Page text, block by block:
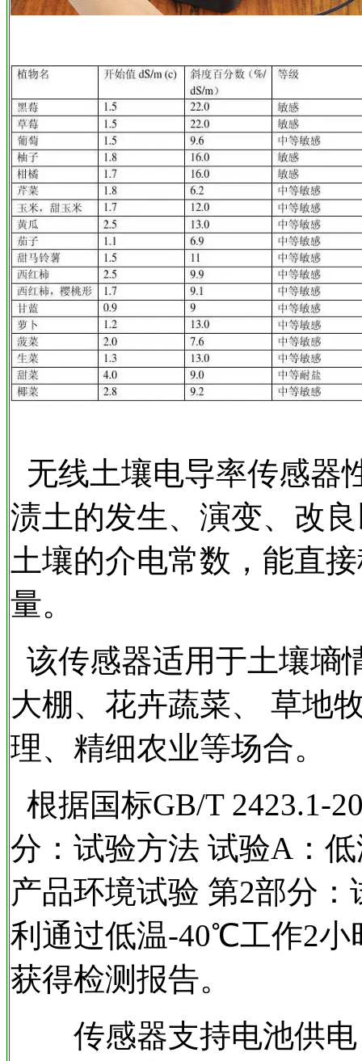
无线土壤电导率传感器
渍土的发生、演变、改
土壤的介电常数，能直
量。
该传感器适用于土壤墒
大棚、花卉蔬菜、 草地
理、精细农业等场合。
根据国标GB/T 2423.1-
分：试验方法 试验A：
产品环境试验 第2部分
利通过低温-40℃工作2
获得检测报告。
传感器支持电池供电